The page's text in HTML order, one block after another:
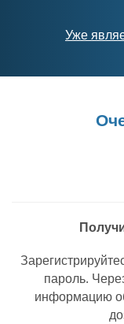
Уже
пароль.
информацию